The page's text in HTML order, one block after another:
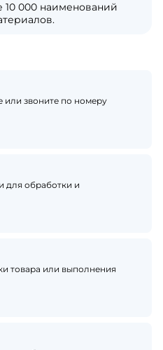
10 000 наименований
или звоните по номеру
для обработки и
товара или выполнения